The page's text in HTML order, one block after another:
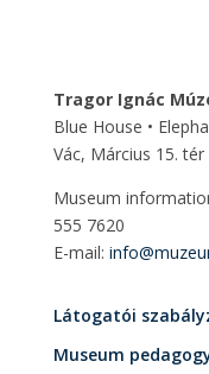
Tragor Ignác
Blue House •
Vác, Március 15. tér
Museum
555 7620
E-mail:
Látogatói
Museum